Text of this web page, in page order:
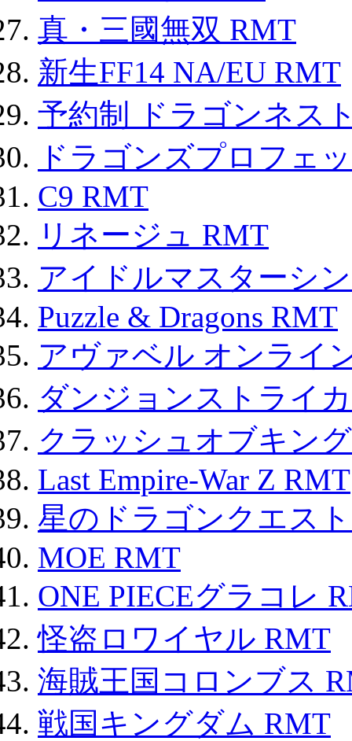
真・三國無双 RMT
新生FF14 NA/EU RMT
予約制 ドラゴンネス
ドラゴンズプロフェ
C9 RMT
リネージュ RMT
アイドルマスターシ
Puzzle & Dragons RMT
アヴァベル オンライ
ダンジョンストライ
クラッシュオブキン
Last Empire-War Z RMT
星のドラゴンクエス
MOE RMT
ONE PIECEグラコレ
怪盗ロワイヤル RMT
海賊王国コロンブス
戦国キングダム RMT